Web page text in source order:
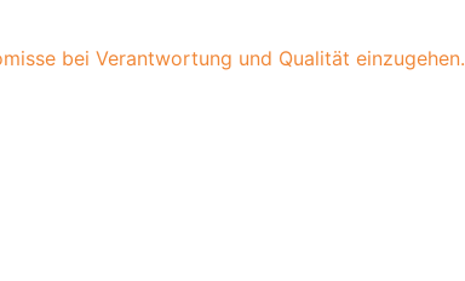
bei Verantwortung und Qualität einzugehen.